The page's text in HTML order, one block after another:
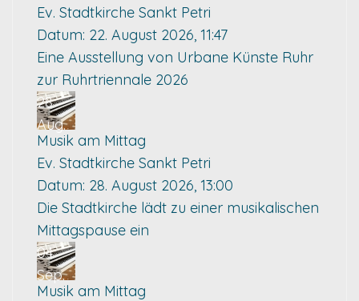
Ev. Stadtkirche Sankt Petri
Datum: 22. August 2026, 11:47
Eine Ausstellung von Urbane Künste Ruhr
zur Ruhrtriennale 2026
28
Aug.
Musik am Mittag
Ev. Stadtkirche Sankt Petri
Datum: 28. August 2026, 13:00
Die Stadtkirche lädt zu einer musikalischen
Mittagspause ein
04
Sep.
Musik am Mittag